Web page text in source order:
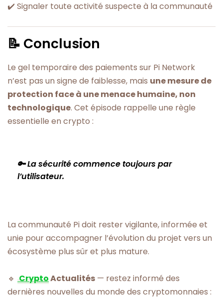
✔️ Signaler toute activité suspecte à la communauté
📝 Conclusion
Le gel temporaire des paiements sur Pi Network
n’est pas un signe de faiblesse, mais une mesure de
protection face à une menace humaine, non
technologique. Cet épisode rappelle une règle
essentielle en crypto :
🔑La sécurité commence toujours par
l’utilisateur.
La communauté Pi doit rester vigilante, informée et
unie pour accompagner l’évolution du projet vers un
écosystème plus sûr et plus mature.
🔹 CryptoActualités — restez informé des
dernières nouvelles du monde des cryptomonnaies :